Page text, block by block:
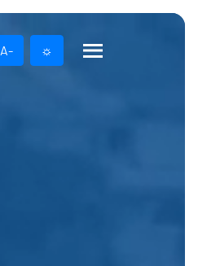
A- ☼